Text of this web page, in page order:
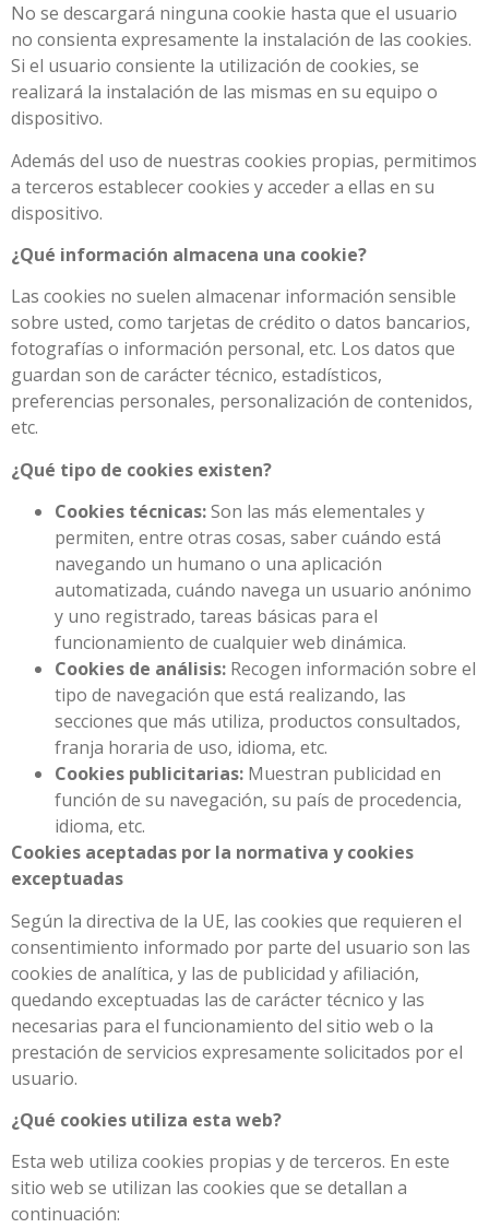
No se descargará ninguna cookie hasta que el usuario
no consienta expresamente la instalación de las cookies.
Si el usuario consiente la utilización de cookies, se
realizará la instalación de las mismas en su equipo o
dispositivo.
Además del uso de nuestras cookies propias, permitimos
a terceros establecer cookies y acceder a ellas en su
dispositivo.
¿Qué información almacena una cookie?
Las cookies no suelen almacenar información sensible
sobre usted, como tarjetas de crédito o datos bancarios,
fotografías o información personal, etc. Los datos que
guardan son de carácter técnico, estadísticos,
preferencias personales, personalización de contenidos,
etc.
¿Qué tipo de cookies existen?
Cookies técnicas:Son las más elementales y
permiten, entre otras cosas, saber cuándo está
navegando un humano o una aplicación
automatizada, cuándo navega un usuario anónimo
y uno registrado, tareas básicas para el
funcionamiento de cualquier web dinámica.
Cookies de análisis: Recogen información sobre el
tipo de navegación que está realizando, las
secciones que más utiliza, productos consultados,
franja horaria de uso, idioma, etc.
Cookies publicitarias: Muestran publicidad en
función de su navegación, su país de procedencia,
idioma, etc.
Cookies aceptadas por la normativa y cookies
exceptuadas
Según la directiva de la UE, las cookies que requieren el
consentimiento informado por parte del usuario son las
cookies de analítica, y las de publicidad y afiliación,
quedando exceptuadas las de carácter técnico y las
necesarias para el funcionamiento del sitio web o la
prestación de servicios expresamente solicitados por el
usuario.
¿Qué cookies utiliza esta web?
Esta web utiliza cookies propias y de terceros. En este
sitio web se utilizan las cookies que se detallan a
continuación: